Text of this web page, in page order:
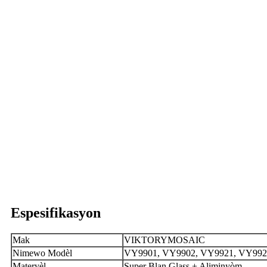
Espesifikasyon
Mak
VIKTORYMOSAIC
Nimewo Modèl
VY9901, VY9902, VY9921,